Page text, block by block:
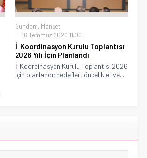
Gündem, Manşet
16 Temmuz 2026 11:06
İl Koordinasyon Kurulu Toplantısı
2026 Yılı İçin Planlandı
İl Koordinasyon Kurulu Toplantısı 2026
için planlandı; hedefler, öncelikler ve...